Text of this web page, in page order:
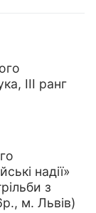
ІІІ ранг
надії»
з
м. Львів)